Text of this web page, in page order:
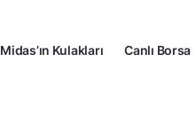
Midas’ın Kulakları Canlı Borsa